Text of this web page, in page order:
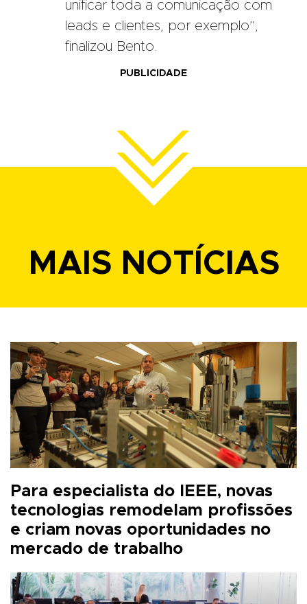
unificar toda a comunicação com
leads e clientes, por exemplo”,
finalizou Bento.
PUBLICIDADE
MAIS NOTÍCIAS
Para especialista do IEEE, novas
tecnologias remodelam profissões
e criam novas oportunidades no
mercado de trabalho